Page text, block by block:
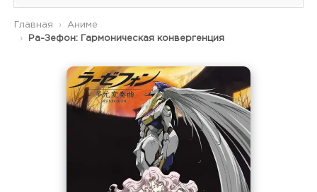
Главная
Аниме
Ра-Зефон: Гармоническая конвергенция